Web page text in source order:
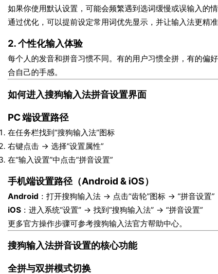
如果你使用默认设置，可能会频繁遇到选词缓慢或误输入的
通过优化，可以提前设定常用词优先显示，并让输入法更精
2. 个性化输入体验
每个人的发音和拼音习惯不同。有的用户习惯全拼，有的偏
合自己的手感。
如何进入搜狗输入法拼音设置界面
PC 端设置路径
在任务栏找到“搜狗输入法”图标
右键点击 → 选择“设置属性”
在“输入设置”中点击“拼音设置”
手机端设置路径（Android & iOS）
Android ：打开搜狗输入法 → 点击“齿轮”图标 → “拼音设置”
iOS ：进入系统“设置” → 找到“搜狗输入法” → “拼音设置”
更多官方操作步骤可参考搜狗输入法官方帮助中心。
搜狗输入法拼音设置的核心功能
全拼与双拼模式切换